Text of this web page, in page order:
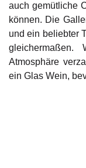
auch gemütliche
können. Die
und ein beliebter
Atmosphäre
ein Glas Wein,